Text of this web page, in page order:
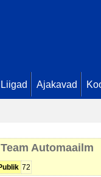
Liigad Ajakavad
Automaailm
72
- Kepi
Kase (